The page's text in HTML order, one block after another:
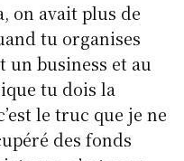
on avait plus de
tu organises
un business et au
tu dois la
le truc que je ne
des fonds